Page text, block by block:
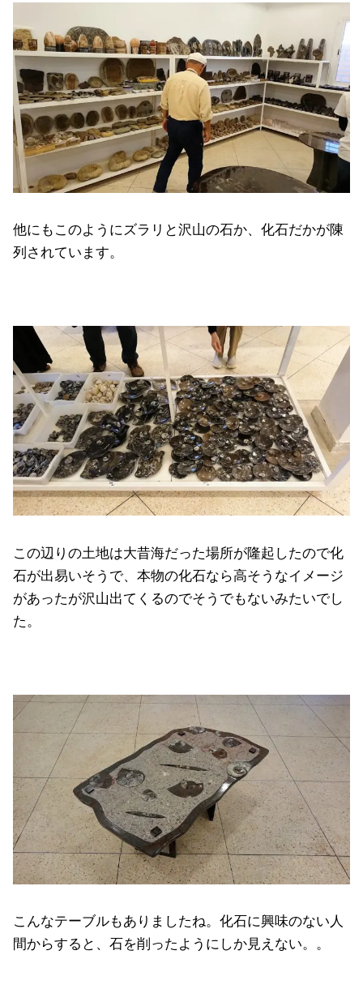
他にもこのようにズラリと沢山の石か、化石だかが陳
列されています。
この辺りの土地は大昔海だった場所が隆起したので化
石が出易いそうで、本物の化石なら高そうなイメージ
があったが沢山出てくるのでそうでもないみたいでし
た。
こんなテーブルもありましたね。化石に興味のない人
間からすると、石を削ったようにしか見えない。。